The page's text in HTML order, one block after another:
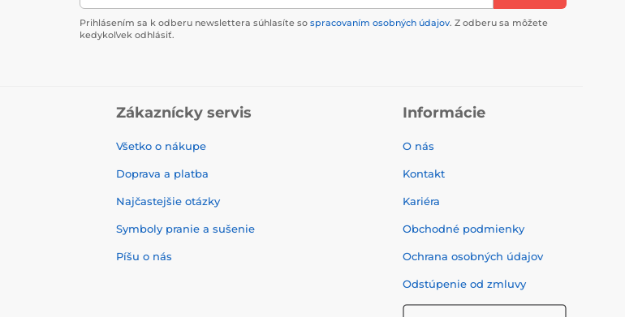
Prihlásením sa k odberu newslettera súhlasíte so spracovaním osobných údajov. Z odberu sa môžete
kedykoľvek odhlásiť.
Zákaznícky servis
Všetko o nákupe
Doprava a platba
Najčastejšie otázky
Symboly pranie a sušenie
Píšu o nás
Informácie
O nás
Kontakt
Kariéra
Obchodné podmienky
Ochrana osobných údajov
Odstúpenie od zmluvy